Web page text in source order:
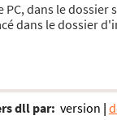
dans le dossier
dans le dossier
dll par: version |